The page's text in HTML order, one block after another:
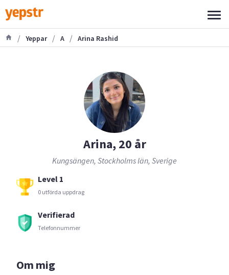
/ Yeppar / A / Arina Rashid
Arina, 20 år
Kungsängen, Stockholms län, Sverige
Level 1
0 utförda uppdrag
Verifierad
Telefonnummer
Om mig